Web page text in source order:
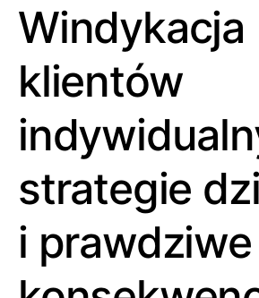
Windykacja
klientów
strategie
i prawdziwe